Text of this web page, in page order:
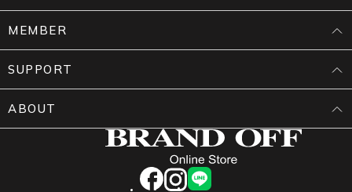
facebookinstagram
LINE
MEMBER
SUPPORT
ABOUT